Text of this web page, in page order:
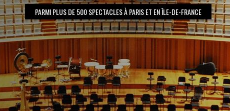
PARMI PLUS DE 500 SPECTACLES À PARIS ET EN ÎLE-DE-FRANCE